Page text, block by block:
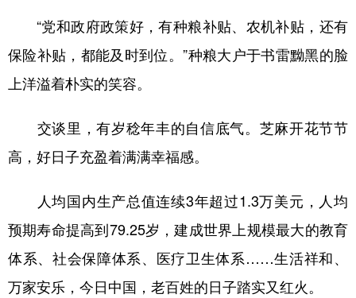
“党和政府政策好，有种粮补贴、农机补贴，还有
保险补贴，都能及时到位。”种粮大户于书雷黝黑的脸
上洋溢着朴实的笑容。
交谈里，有岁稔年丰的自信底气。芝麻开花节节
高，好日子充盈着满满幸福感。
人均国内生产总值连续3年超过1.3万美元，人均
预期寿命提高到79.25岁，建成世界上规模最大的教育
体系、社会保障体系、医疗卫生体系……生活祥和、
万家安乐，今日中国，老百姓的日子踏实又红火。